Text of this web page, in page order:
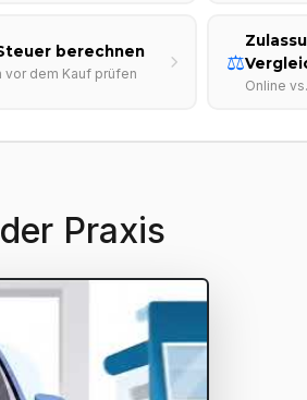
berechnen
vor dem Kauf prüfen ⚖️
Online
Praxis